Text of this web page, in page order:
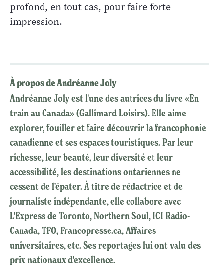
profond, en tout cas, pour faire forte
impression.
À propos de Andréanne Joly
Andréanne Joly est l'une des autrices du livre «En
train au Canada» (Gallimard Loisirs). Elle aime
explorer, fouiller et faire découvrir la francophonie
canadienne et ses espaces touristiques. Par leur
richesse, leur beauté, leur diversité et leur
accessibilité, les destinations ontariennes ne
cessent de l'épater. À titre de rédactrice et de
journaliste indépendante, elle collabore avec
L'Express de Toronto, Northern Soul, ICI Radio-
Canada, TFO, Francopresse.ca, Affaires
universitaires, etc. Ses reportages lui ont valu des
prix nationaux d'excellence.